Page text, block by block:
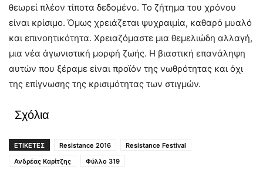
θεωρεί πλέον τίποτα δεδομένο. Το ζήτημα του χρόνου
είναι κρίσιμο. Όμως χρειάζεται ψυχραιμία, καθαρό μυαλό
και επινοητικότητα. Χρειαζόμαστε μια θεμελιώδη αλλαγή,
μια νέα άγωνιστική μορφή ζωής. Η βιαστική επανάληψη
αυτών που ξέραμε είναι προϊόν της νωθρότητας και όχι
της επίγνωσης της κρισιμότητας των στιγμών.
Σχόλια
ΕΤΙΚΕΤΕΣ Resistance 2016
Resistance Festival
Ανδρέας Καρίτζης
Φύλλο 319